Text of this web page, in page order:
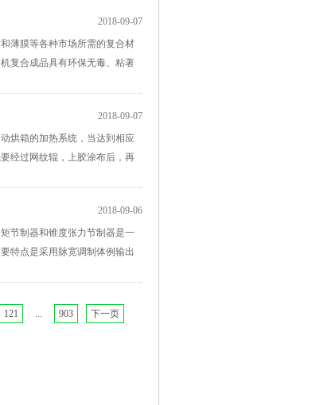
2018-09-07
薄膜等各种市场所需的复合材
复合成品具有环保无毒、粘著
2018-09-07
烘箱的加热系统，当达到相应
经过网纹辊，上胶涂布后，再
2018-09-06
节制器和锥度张力节制器是一
特点是采用脉宽调制体例输出
121 ... 903
下一页